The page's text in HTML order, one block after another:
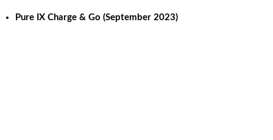
Pure IX Charge & Go (September 2023)